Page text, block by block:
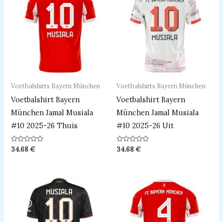
Voetbalshirts Bayern München
Voetbalshirt Bayern
München Jamal Musiala
#10 2025-26 Thuis
Beoordeeld
34.68€
Voetbalshirts Bayern München
Voetbalshirt Bayern
München Jamal Musiala
#10 2025-26 Uit
Beoordeeld
34.68€